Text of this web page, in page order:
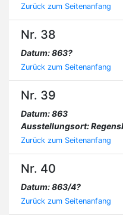
Zurück zum Seitenanfang
Nr. 38
Datum: 863?
Zurück zum Seitenanfang
Nr. 39
Datum: 863
Ausstellungsort:
Zurück zum Seitenanfang
Nr. 40
Datum: 863/4?
Zurück zum Seitenanfang